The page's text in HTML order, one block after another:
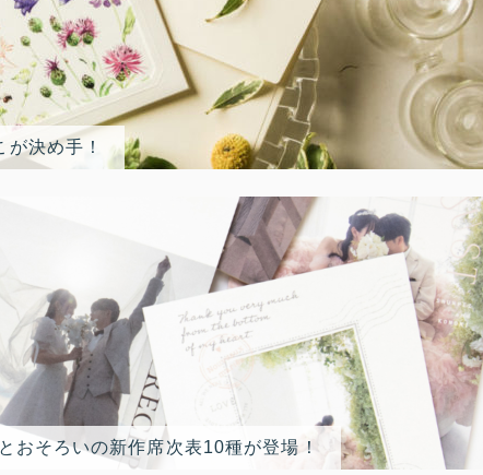
決め手！
おそろいの新作席次表10種が登場！